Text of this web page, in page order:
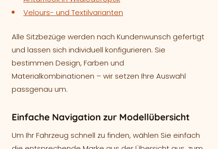
Velours- und Textilvarianten
Alle Sitzbezüge werden nach Kundenwunsch gefertigt
und lassen sich individuell konfigurieren. Sie
bestimmen Design, Farben und
Materialkombinationen – wir setzen Ihre Auswahl
passgenau um.
Einfache Navigation zur Modellübersicht
Um Ihr Fahrzeug schnell zu finden, wählen Sie einfach